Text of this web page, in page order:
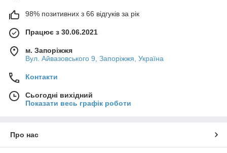
98% позитивних з 66 відгуків за рік
Працює з 30.06.2021
м. Запоріжжя
Вул. Айвазовського 9, Запоріжжя, Україна
Контакти
Сьогодні вихідний
Показати весь графік роботи
Про нас